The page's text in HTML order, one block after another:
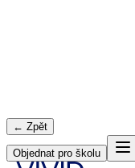
← Zpět
Objednat pro školu